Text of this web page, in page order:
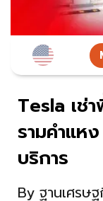
Tesla เช่
รามคำแห
บริการ
By ฐานเศรษ